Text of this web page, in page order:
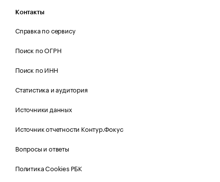
Контакты
Справка по сервису
Поиск по ОГРН
Поиск по ИНН
Статистика и аудитория
Источники данных
Источник отчетности Контур.Фокус
Вопросы и ответы
Политика Cookies РБК